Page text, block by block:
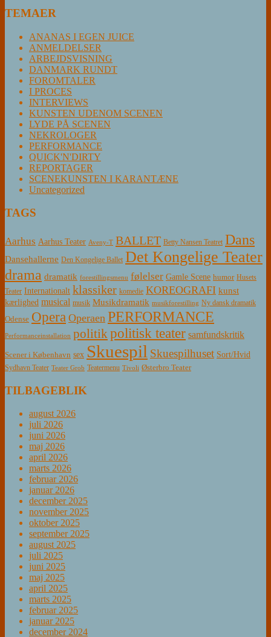
TEMAER
ANANAS I EGEN JUICE
ANMELDELSER
ARBEJDSVISNING
DANMARK RUNDT
FOROMTALER
I PROCES
INTERVIEWS
KUNSTEN UDENOM SCENEN
LYDE PÅ SCENEN
NEKROLOGER
PERFORMANCE
QUICK'N'DIRTY
REPORTAGER
SCENEKUNSTEN I KARANTÆNE
Uncategorized
TAGS
Aarhus Aarhus Teater Aveny-T BALLET Betty Nansen Teatret Dans
Dansehallerne Den Kongelige Ballet Det Kongelige Teater
drama dramatik forestillingsmenu følelser Gamle Scene humor Husets
Teater Internationalt klassiker komedie KOREOGRAFI kunst
kærlighed musical musik Musikdramatik musikforestilling Ny dansk dramatik
Odense Opera Operaen PERFORMANCE
Performanceinstallation politikpolitisk teater samfundskritik
Scener i København sex Skuespil Skuespilhuset Sort/Hvid
Sydhavn Teater Teater Grob Teatermenu Tivoli Østerbro Teater
TILBAGEBLIK
august 2026
juli 2026
juni 2026
maj 2026
april 2026
marts 2026
februar 2026
januar 2026
december 2025
november 2025
oktober 2025
september 2025
august 2025
juli 2025
juni 2025
maj 2025
april 2025
marts 2025
februar 2025
januar 2025
december 2024